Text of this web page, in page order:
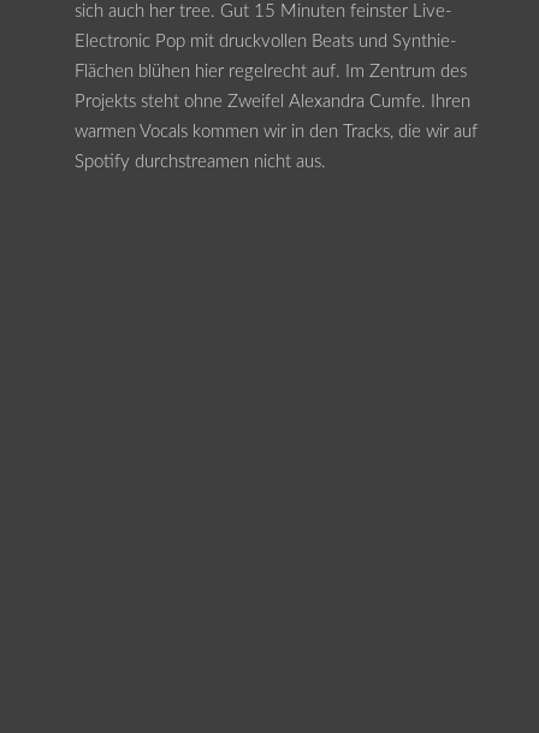
sich auch her tree. Gut 15 Minuten feinster Live-
Electronic Pop mit druckvollen Beats und Synthie-
Flächen blühen hier regelrecht auf. Im Zentrum des
Projekts steht ohne Zweifel Alexandra Cumfe. Ihren
warmen Vocals kommen wir in den Tracks, die wir auf
Spotify durchstreamen nicht aus.